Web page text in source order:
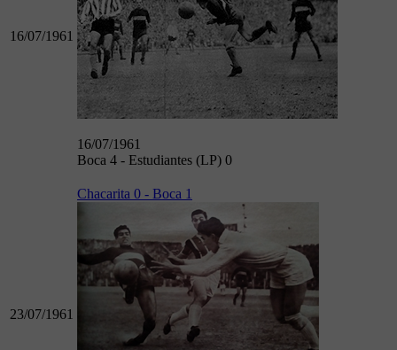
16/07/1961
16/07/1961
Boca 4 - Estudiantes (LP) 0
23/07/1961
Chacarita 0 - Boca 1